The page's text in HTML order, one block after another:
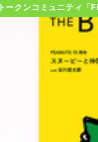
トークンコミュニティ